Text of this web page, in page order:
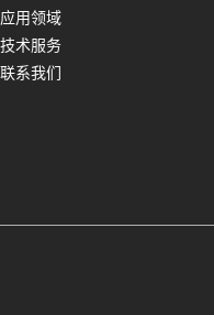
应用领域
技术服务
联系我们